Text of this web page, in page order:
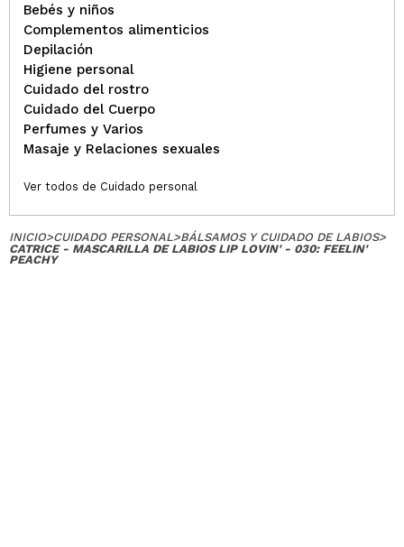
Bebés y niños
Complementos alimenticios
Depilación
Higiene personal
Cuidado del rostro
Cuidado del Cuerpo
Perfumes y Varios
Masaje y Relaciones sexuales
Ver todos de Cuidado personal
INICIO>CUIDADO PERSONAL>BÁLSAMOS Y CUIDADO DE LABIOS>
CATRICE - MASCARILLA DE LABIOS LIP LOVIN' - 030: FEELIN'
PEACHY